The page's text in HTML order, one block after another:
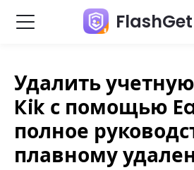
Удалить
Kik с помощью
полное
плавному